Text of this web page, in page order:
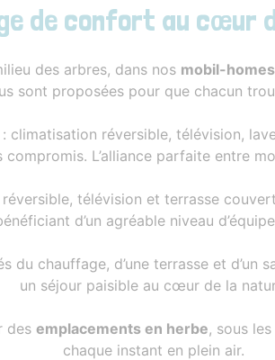
de confort au cœur
des arbres, dans nos mobil-homes
sont proposées pour que chacun
réversible, télévision,
compromis. L’alliance parfaite entre
réversible, télévision et terrasse
d’un agréable niveau
du chauffage, d’une terrasse et
un séjour paisible au cœur de la
des emplacements en herbe, sous
chaque instant en plein air.